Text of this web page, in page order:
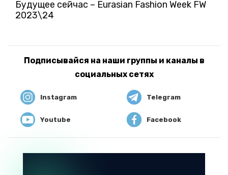
Будущее сейчас – Eurasian Fashion Week FW
2023\24
Подписывайся на наши группы и каналы в
социальных сетях
Instagram Telegram
Youtube Facebook